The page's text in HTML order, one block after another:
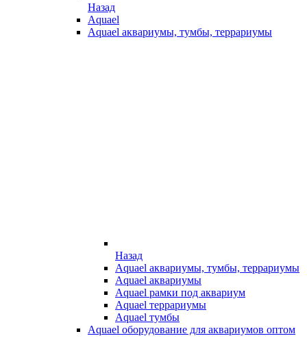
Назад
Aquael
Aquael аквариумы, тумбы, террариумы
Назад
Aquael аквариумы, тумбы, террариумы
Aquael аквариумы
Aquael рамки под аквариум
Aquael террариумы
Aquael тумбы
Aquael оборудование для аквариумов оптом